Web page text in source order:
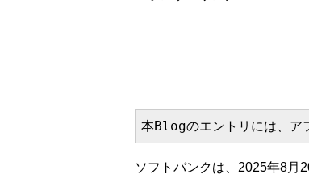
本Blogのエントリには、ア
ソフトバンクは、2025年8月